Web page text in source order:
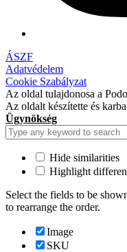
ÁSZF
Adatvédelem
Cookie Szabályzat
Az oldal tulajdonosa a
Az oldalt készítette és
Ügynökség
Hide similarities
Highlight
Select the fields to be
to rearrange the order.
Image
SKU